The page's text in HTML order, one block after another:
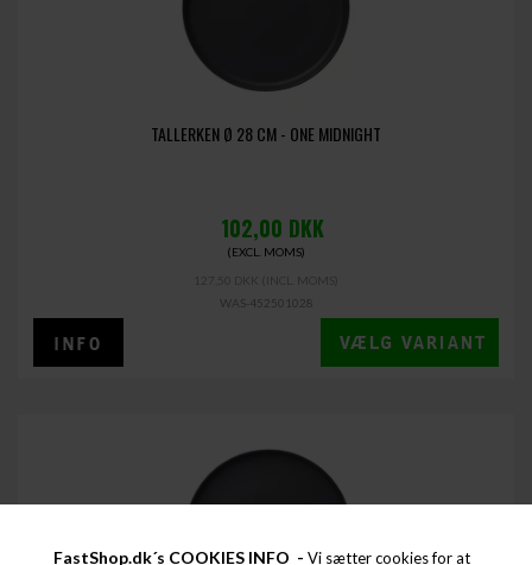
FastShop.dk´s COOKIES INFO - Vi sætter cookies for at
TALLERKEN Ø 28 CM - ONE MIDNIGHT
102,00 DKK
(EXCL. MOMS)
WAS-452501028